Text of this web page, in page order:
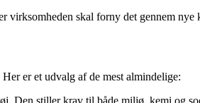
virksomheden skal forny det gennem nye
er et udvalg af de mest almindelige: